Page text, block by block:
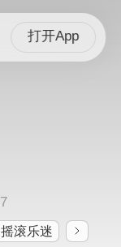
打开App
7
摇滚乐迷